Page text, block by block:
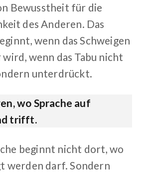
Bewusstheit für die
des Anderen. Das
wenn das Schweigen
wenn das Tabu nicht
unterdrückt.
wo Sprache auf
trifft.
beginnt nicht dort, wo
werden darf. Sondern